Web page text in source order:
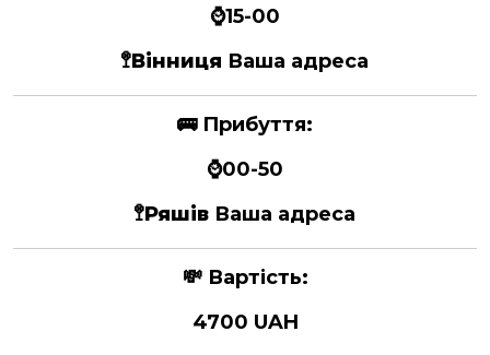
⌚15-00
🚏Вінниця Ваша адреса
🚌 Прибуття:
⌚00-50
🚏Ряшів Ваша адреса
💸 Вартість:
4700 UAH